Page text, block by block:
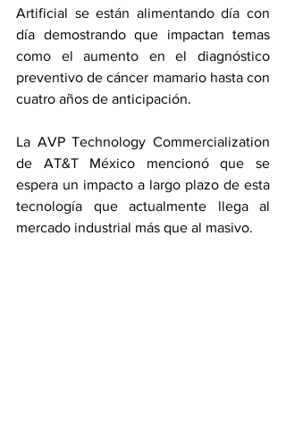
Artificial se están alimentando día con
día demostrando que impactan temas
como el aumento en el diagnóstico
preventivo de cáncer mamario hasta con
cuatro años de anticipación.
La AVP Technology Commercialization
de AT&T México mencionó que se
espera un impacto a largo plazo de esta
tecnología que actualmente llega al
mercado industrial más que al masivo.